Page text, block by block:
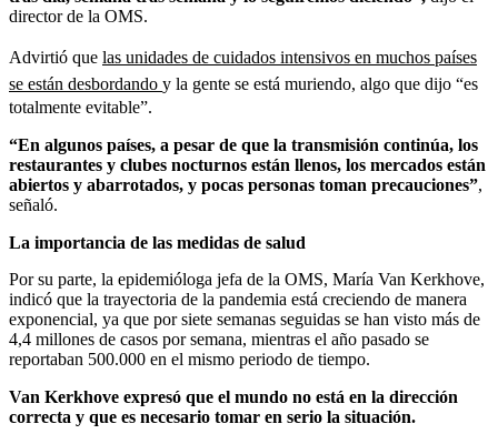
director de la OMS.
Advirtió que las unidades de cuidados intensivos en muchos países
se están desbordando y la gente se está muriendo, algo que dijo “es
totalmente evitable”.
“En algunos países, a pesar de que la transmisión continúa, los
restaurantes y clubes nocturnos están llenos, los mercados están
abiertos y abarrotados, y pocas personas toman precauciones”,
señaló.
La importancia de las medidas de salud
Por su parte, la epidemióloga jefa de la OMS, María Van Kerkhove,
indicó que la trayectoria de la pandemia está creciendo de manera
exponencial, ya que por siete semanas seguidas se han visto más de
4,4 millones de casos por semana, mientras el año pasado se
reportaban 500.000 en el mismo periodo de tiempo.
Van Kerkhove expresó que el mundo no está en la dirección
correcta y que es necesario tomar en serio la situación.